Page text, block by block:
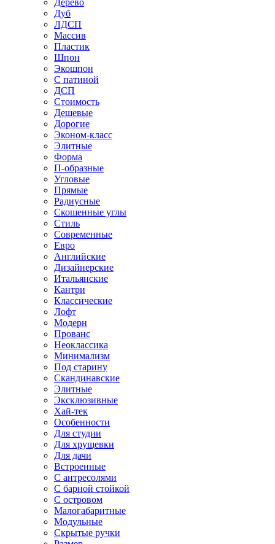
Дерево
Дуб
ЛДСП
Массив
Пластик
Шпон
Экошпон
С патиной
ДСП
Стоимость
Дешевые
Дорогие
Эконом-класс
Элитные
Форма
П-образные
Угловые
Прямые
Радиусные
Скошенные углы
Стиль
Современные
Евро
Английские
Дизайнерские
Итальянские
Кантри
Классические
Лофт
Модерн
Прованс
Неоклассика
Минимализм
Под старину
Скандинавские
Элитные
Эксклюзивные
Хай-тек
Особенности
Для студии
Для хрущевки
Для дачи
Встроенные
С антресолями
С барной стойкой
С островом
Малогабаритные
Модульные
Скрытые ручки